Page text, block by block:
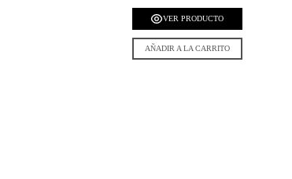
VER PRODUCTO
AÑADIR A LA CARRITO